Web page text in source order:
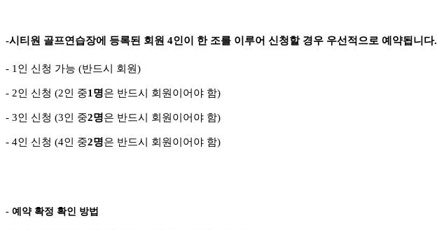
-시티원 골프연습장에 등록된 회원 4인이 한 조를 이루어 신청할 경우 우선적으로 예약됩니다.
- 1인 신청 가능 (반드시 회원)
- 2인 신청 (2인 중1명은 반드시 회원이어야 함)
- 3인 신청 (3인 중2명은 반드시 회원이어야 함)
- 4인 신청 (4인 중2명은 반드시 회원이어야 함)
- 예약 확정 확인 방법